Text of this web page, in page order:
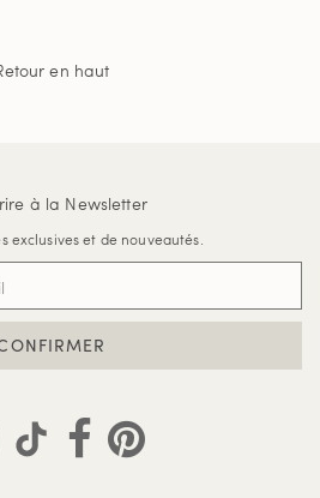
en haut
à la Newsletter
exclusives et de nouveautés.